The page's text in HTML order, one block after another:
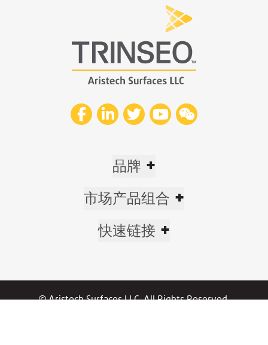
品牌 +
市场产品组合 +
快速链接 +
© Aristech Surfaces LLC. All Rights Reserved.